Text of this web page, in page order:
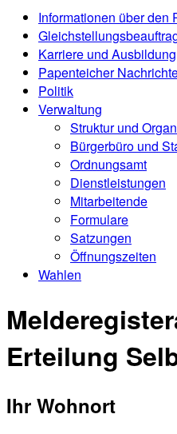
Informationen über den
Karriere und Ausbildung
Papenteicher
Politik
Verwaltung
Struktur und
Bürgerbüro und
Ordnungsamt
Dienstleistungen
Mitarbeitende
Formulare
Satzungen
Öffnungszeiten
Wahlen
Erteilung
Ihr Wohnort